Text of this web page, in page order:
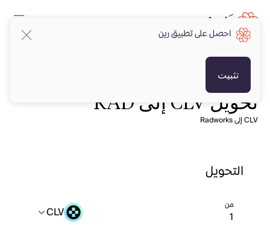
تحويل CLV إلى RAD
CLV إلى Radworks
التحويل
من CLV
احصل على تطبيق رين
تثبيت